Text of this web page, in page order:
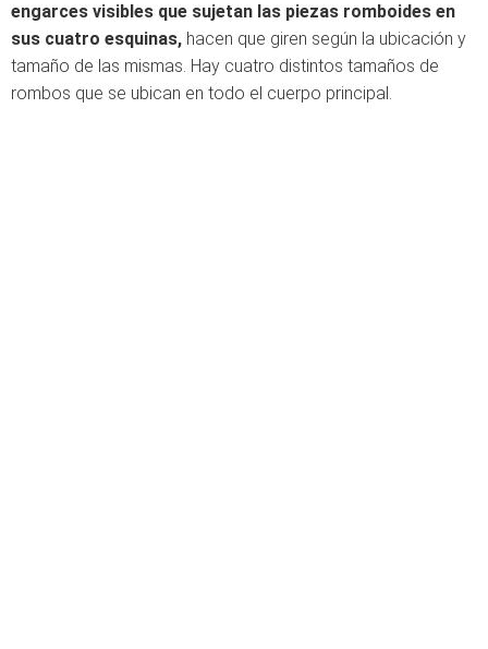
engarces visibles que sujetan las piezas romboides en
sus cuatro esquinas, hacen que giren según la ubicación y
tamaño de las mismas. Hay cuatro distintos tamaños de
rombos que se ubican en todo el cuerpo principal.